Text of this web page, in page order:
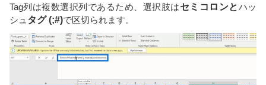
Tag列は複数選択列であるため、選択肢はセミコロンとハッ
シュ タグ (;#)で区切られます。